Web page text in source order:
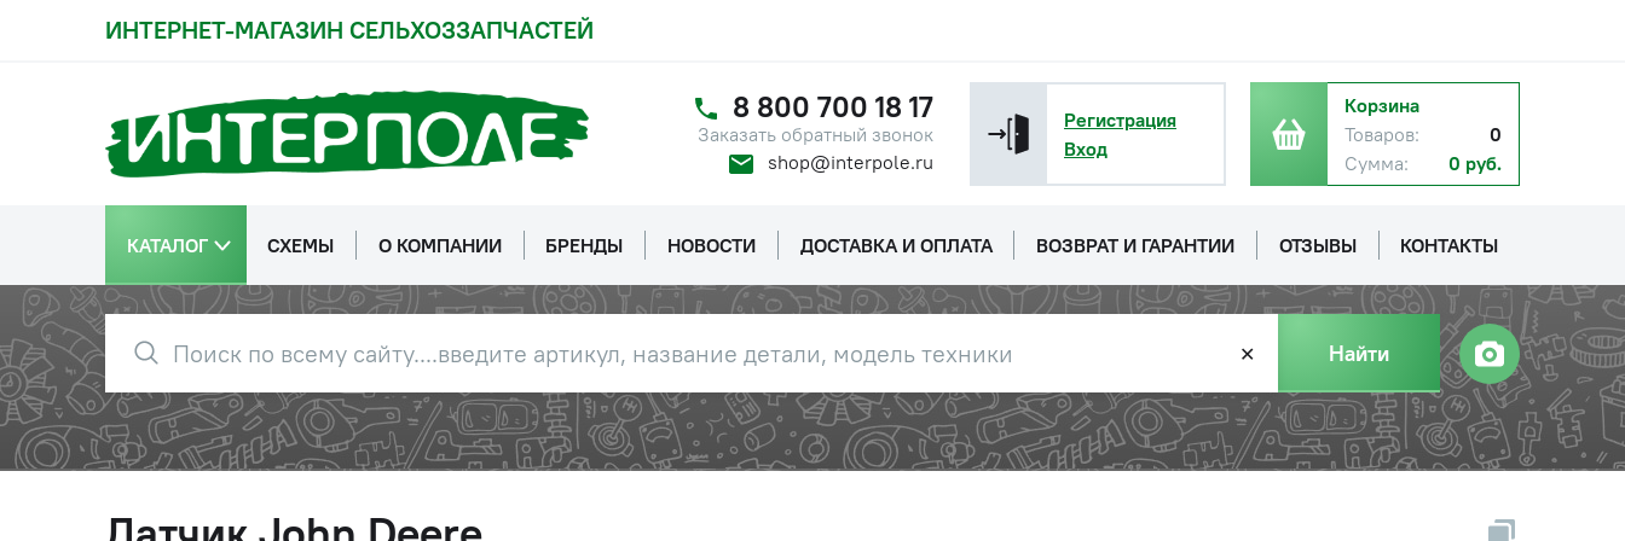
ИНТЕРНЕТ-МАГАЗИН СЕЛЬХОЗЗАПЧАСТЕЙ
8 800 700 18 17
Заказать обратный звонок
shop@interpole.ru
Регистрация
Вход
Корзина
Товаров:
0
Сумма:
0 руб.
КАТАЛОГ СХЕМЫ О КОМПАНИИ БРЕНДЫ НОВОСТИ ДОСТАВКА И ОПЛАТА ВОЗВРАТ И ГАРАНТИИ ОТЗЫВЫ КОНТАКТЫ
✕ Найти